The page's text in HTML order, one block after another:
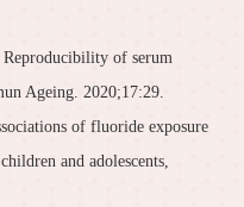
of serum
Ageing. 2020;17:29.
of fluoride exposure
and adolescents,